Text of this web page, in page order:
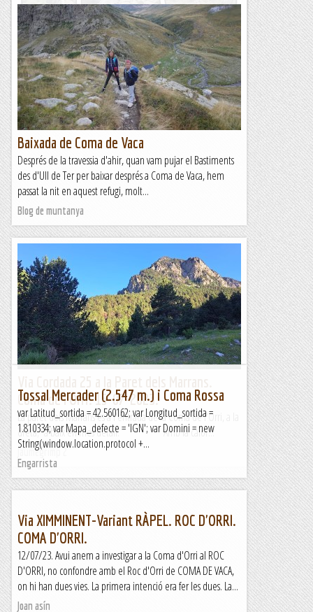
Puig Tossals Verds por Ses Capelletes y
Coma des Cocó des Voltor
TrailRunningMallorca – Correr por la isla de Mallorca
Baixada de Coma de Vaca
Després de la travessia d'ahir, quan vam pujar el Bastiments
des d'Ull de Ter per baixar després a Coma de Vaca, hem
passat la nit en aquest refugi, molt...
Blog de muntanya
Coma de l'Orri. 15-07-2023.
La paret dels Marrans és a l'entrada de la Coma de l'Orri, a la
dreta; a baix en mes detall. Amb la calor...
Jaumegrimp 2
Tossal Mercader (2.547 m.) i Coma Rossa
var Latitud_sortida = 42.560162; var Longitud_sortida =
1.810334; var Mapa_defecte = 'IGN'; var Domini = new
String(window.location.protocol +...
Engarrista
Via XIMMINENT-Variant RÀPEL. ROC D'ORRI.
COMA D'ORRI.
12/07/23. Avui anem a investigar a la Coma d'Orri al ROC
D'ORRI, no confondre amb el Roc d'Orri de COMA DE VACA,
on hi han dues vies. La primera intenció era fer les dues. La...
Joan asín